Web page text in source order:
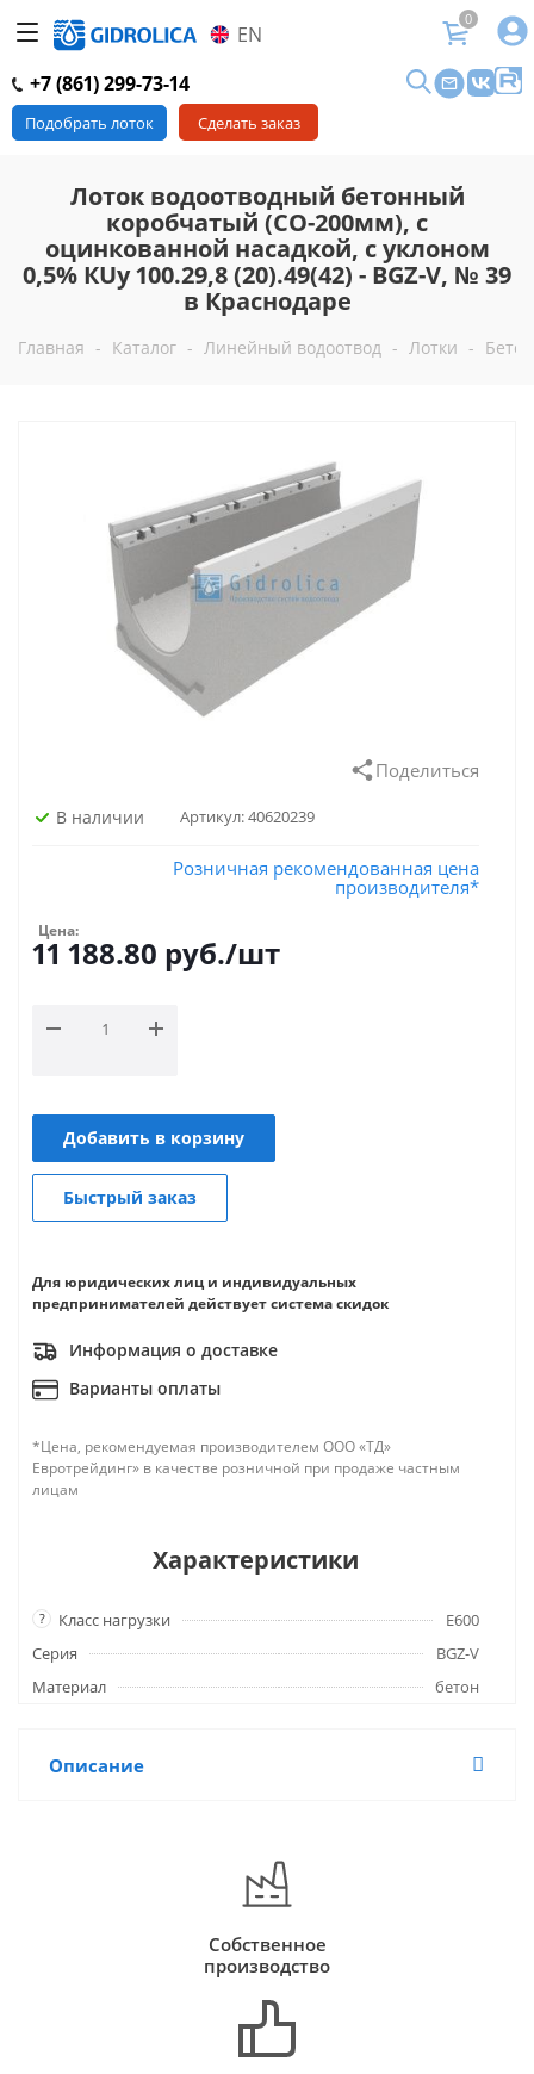
EN
0
+7 (861) 299-73-14
Подобрать лоток Сделать заказ
Лоток водоотводный бетонный
коробчатый (СО-200мм), с
оцинкованной насадкой, с уклоном
0,5% КUу 100.29,8 (20).49(42) - BGZ-V, № 39
в Краснодаре
Главная - Каталог - Линейный водоотвод - Лотки -
Поделиться
В наличии Артикул:40620239
Розничная рекомендованная цена
производителя*
Цена:
11 188.80 руб./шт
Добавить в корзину
Быстрый заказ
Для юридических лиц и индивидуальных
предпринимателей действует система скидок
Информация о доставке
Варианты оплаты
*Цена, рекомендуемая производителем ООО «ТД»
Евротрейдинг» в качестве розничной при продаже частным
лицам
Характеристики
? Класс нагрузки
E600
Серия
BGZ-V
Материал
бетон
Описание
Собственное
производство